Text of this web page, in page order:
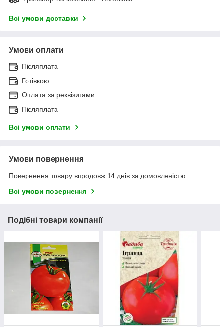
Всі умови доставки
Умови оплати
Післяплата
Готівкою
Оплата за реквізитами
Післяплата
Всі умови оплати
Умови повернення
Повернення товару впродовж 14 днів за домовленістю
Всі умови повернення
Подібні товари компанії